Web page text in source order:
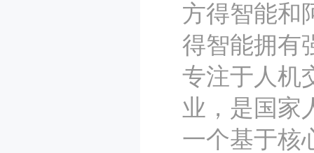
方得智能和
得智能拥有
专注于人机
业，是国家
一个基于核